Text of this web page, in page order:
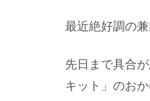
最近絶好調の兼
先日まで具合
キット」のお